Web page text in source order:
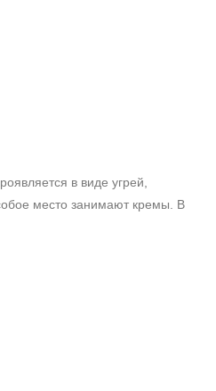
в виде угрей,
место занимают кремы. В